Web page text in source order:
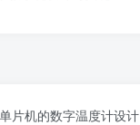
片机的数字温度计设计